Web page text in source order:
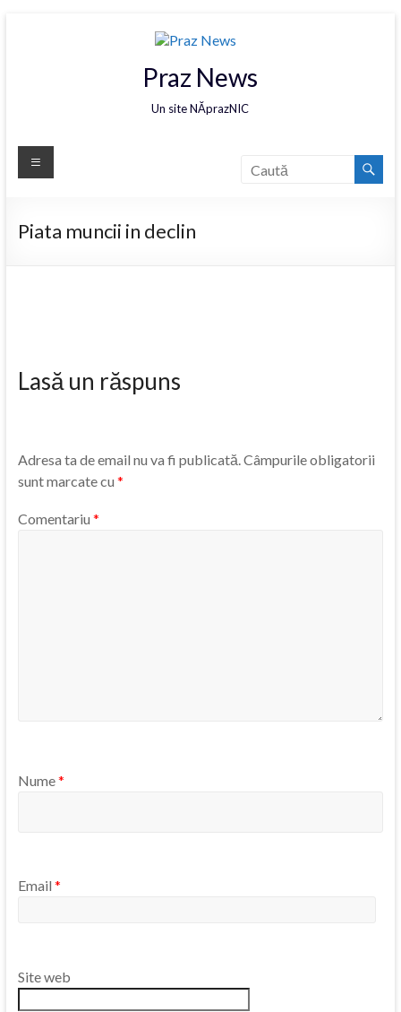
Praz News
Un site NĂprazNIC
Piata muncii in declin
Lasă un răspuns
Adresa ta de email nu va fi publicată.Câmpurile obligatorii
sunt marcate cu *
Comentariu *
Nume*
Email *
Site web